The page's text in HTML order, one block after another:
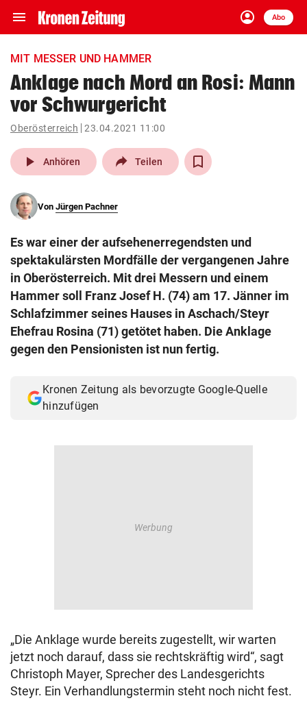
menu Navigation
ein-/ausklappen
account_circle
Anmelden
Abo
close Schließen
account_circle Anmelden
pin_drop
Wien arrow_right
search
eingeben
© Krone Multimedia GmbH & Co KG 2026
Muthgasse 2, 1190 Wien
MIT MESSER UND HAMMER
Anklage nach Mord an Rosi: Mann
vor Schwurgericht
Oberösterreich 23.04.2021 11:00
play_arrow Anhören Teilen
Von Jürgen Pachner
Es war einer der aufsehenerregendsten und
spektakulärsten Mordfälle der vergangenen Jahre
in Oberösterreich. Mit drei Messern und einem
Hammer soll Franz Josef H. (74) am 17. Jänner im
Schlafzimmer seines Hauses in Aschach/Steyr
Ehefrau Rosina (71) getötet haben. Die Anklage
gegen den Pensionisten ist nun fertig.
Kronen Zeitung als bevorzugte Google-Quelle
hinzufügen
„Die Anklage wurde bereits zugestellt, wir warten
jetzt noch darauf, dass sie rechtskräftig wird“, sagt
Christoph Mayer, Sprecher des Landesgerichts
Steyr. Ein Verhandlungstermin steht noch nicht fest.